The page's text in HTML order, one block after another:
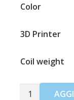
Color
3D Printer
Coil weight
Z-